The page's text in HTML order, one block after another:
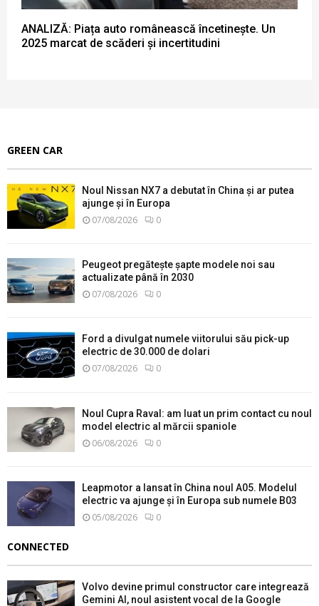
ANALIZĂ: Piața auto românească încetinește. Un
2025 marcat de scăderi și incertitudini
GREEN CAR
Noul Nissan NX7 a debutat în China și ar putea
ajunge și în Europa
07/08/2026 0
Peugeot pregătește șapte modele noi sau
actualizate până în 2030
07/08/2026 0
Ford a divulgat numele viitorului său pick-up
electric de 30.000 de dolari
07/08/2026 0
Noul Cupra Raval: am luat un prim contact cu noul
model electric al mărcii spaniole
06/08/2026 0
Leapmotor a lansat în China noul A05. Modelul
electric va ajunge și în Europa sub numele B03
05/08/2026 0
CONNECTED
Volvo devine primul constructor care integrează
Gemini AI, noul asistent vocal de la Google